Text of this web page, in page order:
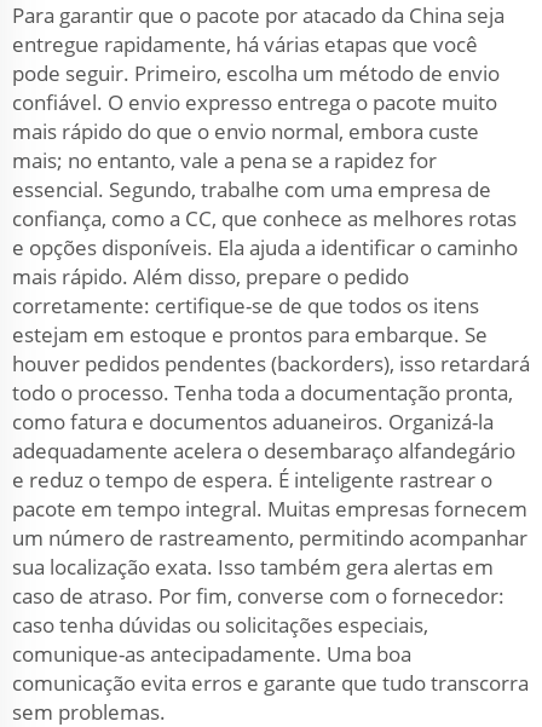
Para garantir que o pacote por atacado da China seja
entregue rapidamente, há várias etapas que você
pode seguir. Primeiro, escolha um método de envio
confiável. O envio expresso entrega o pacote muito
mais rápido do que o envio normal, embora custe
mais; no entanto, vale a pena se a rapidez for
essencial. Segundo, trabalhe com uma empresa de
confiança, como a CC, que conhece as melhores rotas
e opções disponíveis. Ela ajuda a identificar o caminho
mais rápido. Além disso, prepare o pedido
corretamente: certifique-se de que todos os itens
estejam em estoque e prontos para embarque. Se
houver pedidos pendentes (backorders), isso retardará
todo o processo. Tenha toda a documentação pronta,
como fatura e documentos aduaneiros. Organizá-la
adequadamente acelera o desembaraço alfandegário
e reduz o tempo de espera. É inteligente rastrear o
pacote em tempo integral. Muitas empresas fornecem
um número de rastreamento, permitindo acompanhar
sua localização exata. Isso também gera alertas em
caso de atraso. Por fim, converse com o fornecedor:
caso tenha dúvidas ou solicitações especiais,
comunique-as antecipadamente. Uma boa
comunicação evita erros e garante que tudo transcorra
sem problemas.